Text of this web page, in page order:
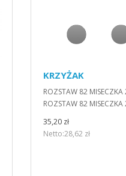
KRZYŻAK
ROZSTAW 82
ROZSTAW 82
35,20 zł
Netto:28,62 zł